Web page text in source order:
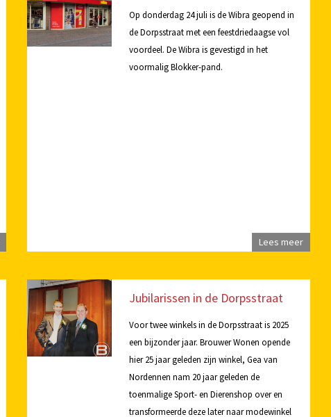
Op donderdag 24 juli is de Wibra geopend in
de Dorpsstraat met een feestdriedaagse vol
voordeel. De Wibra is gevestigd in het
voormalig Blokker-pand.
Lees meer
Jubilarissen in de Dorpsstraat
Voor twee winkels in de Dorpsstraat is 2025
een bijzonder jaar. Brouwer Wonen opende
hier 25 jaar geleden zijn winkel, Gea van
Nordennen nam 20 jaar geleden de
toenmalige Sport- en Dierenshop over en
transformeerde deze later naar modewinkel